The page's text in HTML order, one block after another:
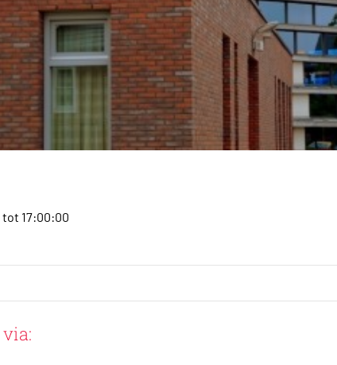
17:00:00